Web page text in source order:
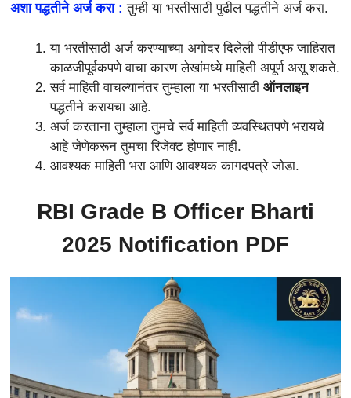
अशा पद्धतीने अर्ज करा : तुम्ही या भरतीसाठी पुढील पद्धतीने अर्ज करा.
या भरतीसाठी अर्ज करण्याच्या अगोदर दिलेली पीडीएफ जाहिरात
काळजीपूर्वकपणे वाचा कारण लेखांमध्ये माहिती अपूर्ण असू शकते.
सर्व माहिती वाचल्यानंतर तुम्हाला या भरतीसाठी ऑनलाइन
पद्धतीने करायचा आहे.
अर्ज करताना तुम्हाला तुमचे सर्व माहिती व्यवस्थितपणे भरायचे
आहे जेणेकरून तुमचा रिजेक्ट होणार नाही.
आवश्यक माहिती भरा आणि आवश्यक कागदपत्रे जोडा.
RBI Grade B Officer Bharti
2025 Notification PDF